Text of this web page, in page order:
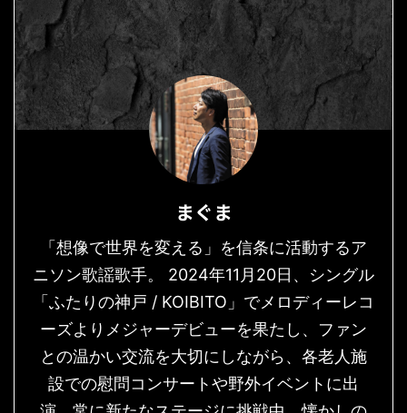
まぐま
「想像で世界を変える」を信条に活動するア
ニソン歌謡歌手。 2024年11月20日、シングル
「ふたりの神戸 / KOIBITO」でメロディーレコ
ーズよりメジャーデビューを果たし、ファン
との温かい交流を大切にしながら、各老人施
設での慰問コンサートや野外イベントに出